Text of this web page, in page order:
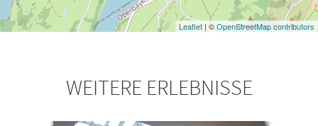
Leaflet | ©OpenStreetMap contributors
WEITERE ERLEBNISSE